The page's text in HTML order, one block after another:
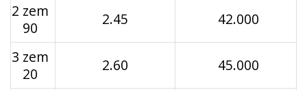
2 zem
90
2.45 42.000
3 zem
20
2.60 45.000